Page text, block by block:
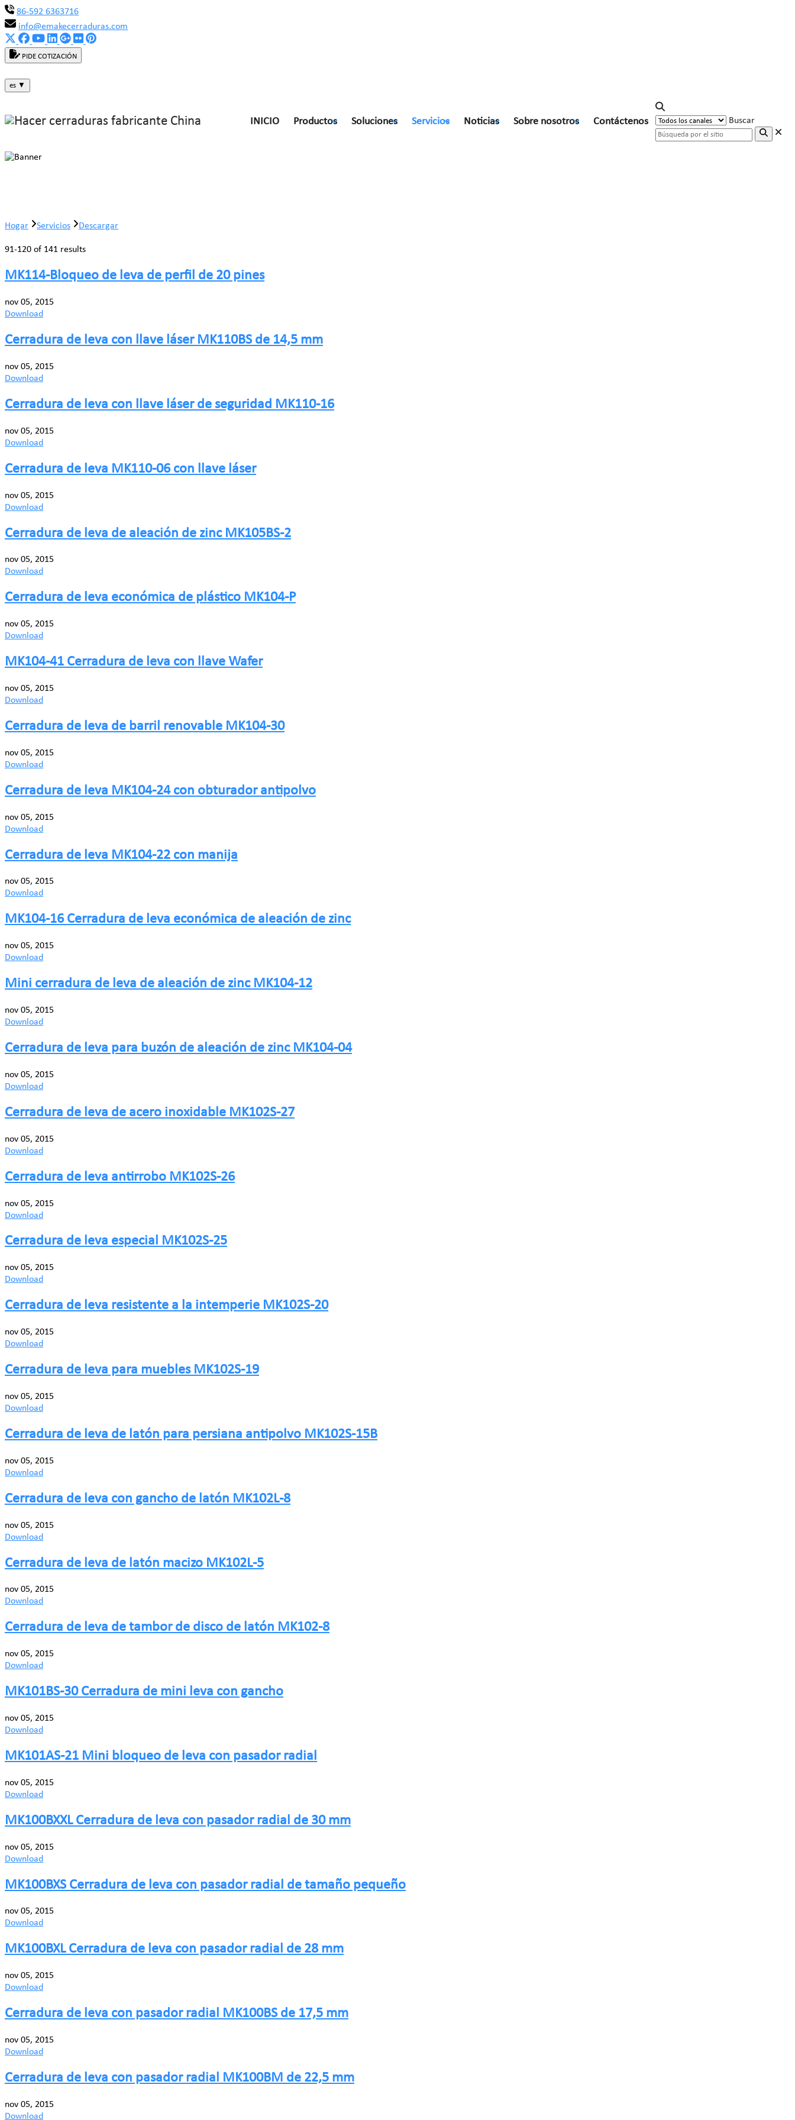
86-592 6363716
info@emakecerraduras.com
PIDE COTIZACIÓN
es ▼
INICIO Productos Soluciones Servicios Noticias Sobre nosotros Contáctenos Buscar
Hogar Servicios Descargar
91-120 of 141 results
MK114-Bloqueo de leva de perfil de 20 pines
nov 05, 2015
Download
Cerradura de leva con llave láser MK110BS de 14,5 mm
nov 05, 2015
Download
Cerradura de leva con llave láser de seguridad MK110-16
nov 05, 2015
Download
Cerradura de leva MK110-06 con llave láser
nov 05, 2015
Download
Cerradura de leva de aleación de zinc MK105BS-2
nov 05, 2015
Download
Cerradura de leva económica de plástico MK104-P
nov 05, 2015
Download
MK104-41 Cerradura de leva con llave Wafer
nov 05, 2015
Download
Cerradura de leva de barril renovable MK104-30
nov 05, 2015
Download
Cerradura de leva MK104-24 con obturador antipolvo
nov 05, 2015
Download
Cerradura de leva MK104-22 con manija
nov 05, 2015
Download
MK104-16 Cerradura de leva económica de aleación de zinc
nov 05, 2015
Download
Mini cerradura de leva de aleación de zinc MK104-12
nov 05, 2015
Download
Cerradura de leva para buzón de aleación de zinc MK104-04
nov 05, 2015
Download
Cerradura de leva de acero inoxidable MK102S-27
nov 05, 2015
Download
Cerradura de leva antirrobo MK102S-26
nov 05, 2015
Download
Cerradura de leva especial MK102S-25
nov 05, 2015
Download
Cerradura de leva resistente a la intemperie MK102S-20
nov 05, 2015
Download
Cerradura de leva para muebles MK102S-19
nov 05, 2015
Download
Cerradura de leva de latón para persiana antipolvo MK102S-15B
nov 05, 2015
Download
Cerradura de leva con gancho de latón MK102L-8
nov 05, 2015
Download
Cerradura de leva de latón macizo MK102L-5
nov 05, 2015
Download
Cerradura de leva de tambor de disco de latón MK102-8
nov 05, 2015
Download
MK101BS-30 Cerradura de mini leva con gancho
nov 05, 2015
Download
MK101AS-21 Mini bloqueo de leva con pasador radial
nov 05, 2015
Download
MK100BXXL Cerradura de leva con pasador radial de 30 mm
nov 05, 2015
Download
MK100BXS Cerradura de leva con pasador radial de tamaño pequeño
nov 05, 2015
Download
MK100BXL Cerradura de leva con pasador radial de 28 mm
nov 05, 2015
Download
Cerradura de leva con pasador radial MK100BS de 17,5 mm
nov 05, 2015
Download
Cerradura de leva con pasador radial MK100BM de 22,5 mm
nov 05, 2015
Download